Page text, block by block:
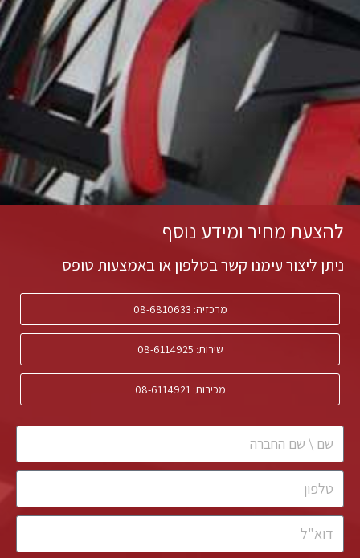
להצעת מחיר ומידע נוסף
ניתן ליצור עימנו קשר בטלפון או באמצעות טופס
מרכזיה: 08-6810633
שירות: 08-6114925
מכירות: 08-6114921